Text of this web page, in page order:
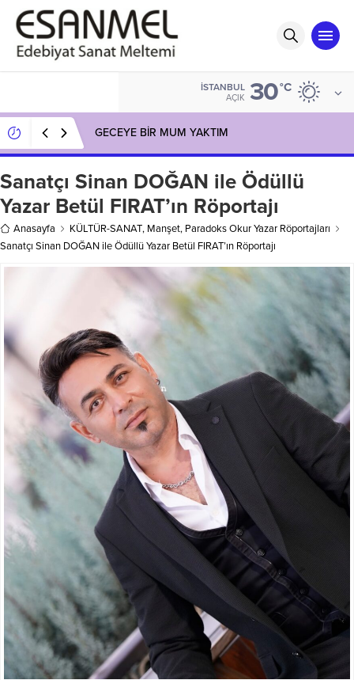
İSTANBUL
AÇIK 30°C
GECEYE BİR MUM YAKTIM
Sanatçı Sinan DOĞAN ile Ödüllü
Yazar Betül FIRAT’ın Röportajı
Anasayfa KÜLTÜR-SANAT, Manşet, Paradoks Okur Yazar Röportajları
Sanatçı Sinan DOĞAN ile Ödüllü Yazar Betül FIRAT’ın Röportajı